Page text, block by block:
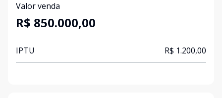
Valor venda
R$ 850.000,00
IPTU R$ 1.200,00